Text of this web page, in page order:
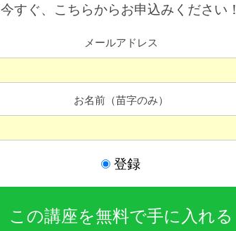
今すぐ、こちらからお申込みください！
メールアドレス
お名前（苗字のみ）
登録